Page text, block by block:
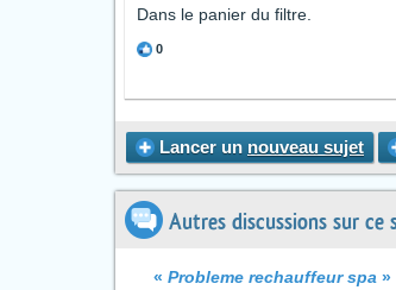
Dans le panier du filtre.
0
Lancer un nouveau sujet
Autres discussions sur ce
« Probleme rechauffeur spa »